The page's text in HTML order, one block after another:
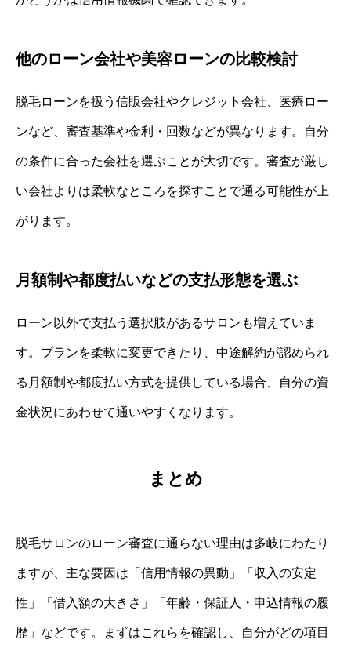
他のローン会社や美容ローンの比較検討
脱毛ローンを扱う信販会社やクレジット会社、医療ロー
ンなど、審査基準や金利・回数などが異なります。自分
の条件に合った会社を選ぶことが大切です。審査が厳し
い会社よりは柔軟なところを探すことで通る可能性が上
がります。
月額制や都度払いなどの支払形態を選ぶ
ローン以外で支払う選択肢があるサロンも増えていま
す。プランを柔軟に変更できたり、中途解約が認められ
る月額制や都度払い方式を提供している場合、自分の資
金状況にあわせて通いやすくなります。
まとめ
脱毛サロンのローン審査に通らない理由は多岐にわたり
ますが、主な要因は「信用情報の異動」「収入の安定
性」「借入額の大きさ」「年齢・保証人・申込情報の履
歴」などです。まずはこれらを確認し、自分がどの項目